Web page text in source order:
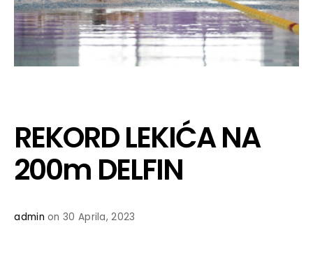
REKORD LEKIĆA NA
200m DELFIN
admin on 30 Aprila, 2023